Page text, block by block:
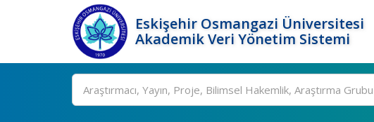
Eskişehir Osmangazi Üniversitesi
Akademik Veri Yönetim Sistemi
Ara